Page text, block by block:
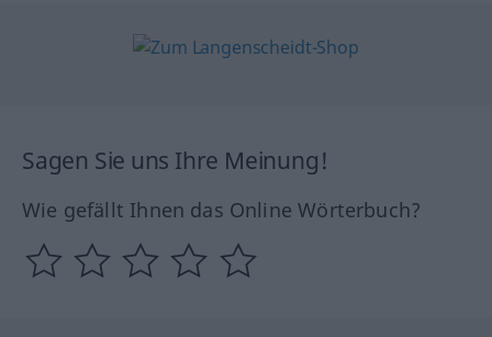
Sagen Sie uns Ihre Meinung!
Wie gefällt Ihnen das Online Wörterbuch?